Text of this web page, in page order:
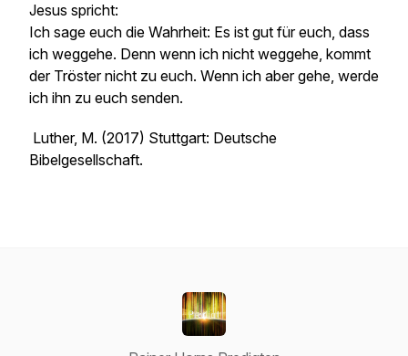
Jesus spricht:
Ich sage euch die Wahrheit: Es ist gut für euch, dass
ich weggehe. Denn wenn ich nicht weggehe, kommt
der Tröster nicht zu euch. Wenn ich aber gehe, werde
ich ihn zu euch senden.
Luther, M. (2017) Stuttgart: Deutsche
Bibelgesellschaft.